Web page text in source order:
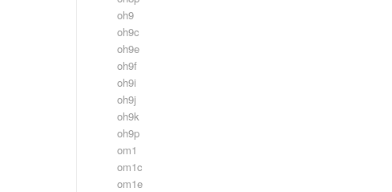
oh9
oh9c
oh9e
oh9f
oh9i
oh9j
oh9k
oh9p
om1
om1c
om1e